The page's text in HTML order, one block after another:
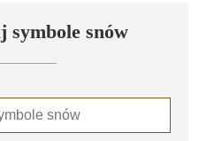
symbole snów